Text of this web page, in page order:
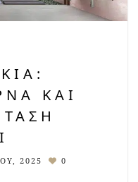
ΚΑΙ
2025 0